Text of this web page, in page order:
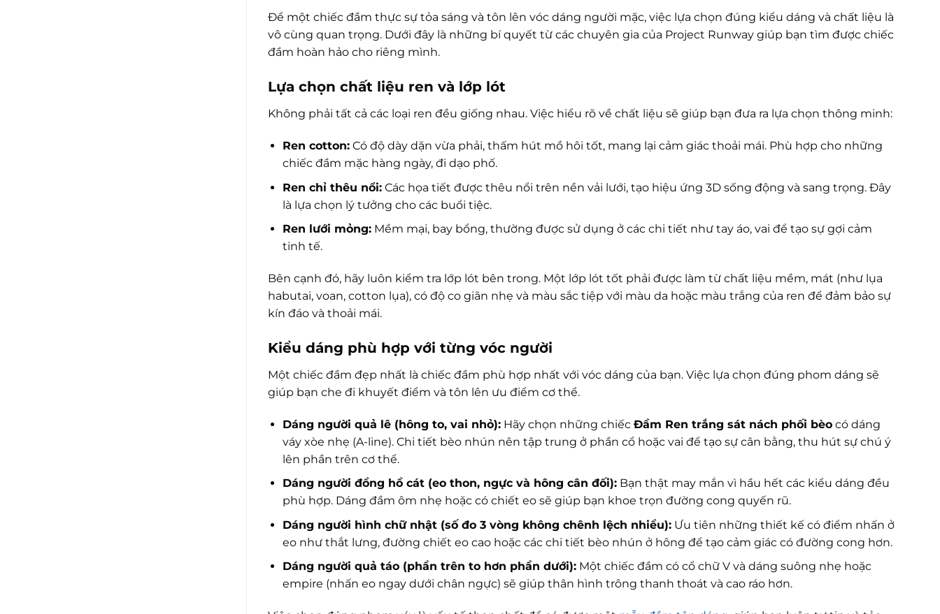
Để một chiếc đầm thực sự tỏa sáng và tôn lên vóc dáng người mặc, việc lựa chọn đúng kiểu dáng và chất liệu là
vô cùng quan trọng. Dưới đây là những bí quyết từ các chuyên gia của Project Runway giúp bạn tìm được chiếc
đầm hoàn hảo cho riêng mình.
Lựa chọn chất liệu ren và lớp lót
Không phải tất cả các loại ren đều giống nhau. Việc hiểu rõ về chất liệu sẽ giúp bạn đưa ra lựa chọn thông minh:
Ren cotton:Có độ dày dặn vừa phải, thấm hút mồ hôi tốt, mang lại cảm giác thoải mái. Phù hợp cho những
chiếc đầm mặc hàng ngày, đi dạo phố.
Ren chỉ thêu nổi:Các họa tiết được thêu nổi trên nền vải lưới, tạo hiệu ứng 3D sống động và sang trọng. Đây
là lựa chọn lý tưởng cho các buổi tiệc.
Ren lưới mỏng:Mềm mại, bay bổng, thường được sử dụng ở các chi tiết như tay áo, vai để tạo sự gợi cảm
tinh tế.
Bên cạnh đó, hãy luôn kiểm tra lớp lót bên trong. Một lớp lót tốt phải được làm từ chất liệu mềm, mát (như lụa
habutai, voan, cotton lụa), có độ co giãn nhẹ và màu sắc tiệp với màu da hoặc màu trắng của ren để đảm bảo sự
kín đáo và thoải mái.
Kiểu dáng phù hợp với từng vóc người
Một chiếc đầm đẹp nhất là chiếc đầm phù hợp nhất với vóc dáng của bạn. Việc lựa chọn đúng phom dáng sẽ
giúp bạn che đi khuyết điểm và tôn lên ưu điểm cơ thể.
Dáng người quả lê (hông to, vai nhỏ):Hãy chọn những chiếc Đầm Ren trắng sát nách phối bèocó dáng
váy xòe nhẹ (A-line). Chi tiết bèo nhún nên tập trung ở phần cổ hoặc vai để tạo sự cân bằng, thu hút sự chú ý
lên phần trên cơ thể.
Dáng người đồng hồ cát (eo thon, ngực và hông cân đối):Bạn thật may mắn vì hầu hết các kiểu dáng đều
phù hợp. Dáng đầm ôm nhẹ hoặc có chiết eo sẽ giúp bạn khoe trọn đường cong quyến rũ.
Dáng người hình chữ nhật (số đo 3 vòng không chênh lệch nhiều):Ưu tiên những thiết kế có điểm nhấn ở
eo như thắt lưng, đường chiết eo cao hoặc các chi tiết bèo nhún ở hông để tạo cảm giác có đường cong hơn.
Dáng người quả táo (phần trên to hơn phần dưới):Một chiếc đầm có cổ chữ V và dáng suông nhẹ hoặc
empire (nhấn eo ngay dưới chân ngực) sẽ giúp thân hình trông thanh thoát và cao ráo hơn.